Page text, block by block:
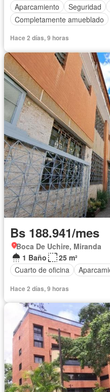
Aparcamiento
Seguridad
Completamente amueblado
Hace 2 días, 9 horas
Bs 188.941/mes
Boca De Uchire, Miranda
1 Baño
25 m²
Cuarto de oficina
Hace 2 días, 9 horas